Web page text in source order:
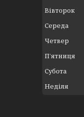
Вівторок
Середа
Четвер
Пʼятниця
Субота
Неділя